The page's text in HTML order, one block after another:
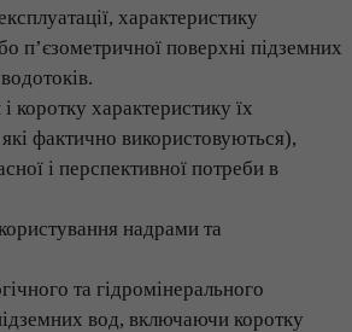
характеристику
п’єзометричної поверхні підземних
коротку характеристику їх
фактично використовуються),
і перспективної потреби в
надрами та
та гідромінерального
вод, включаючи коротку